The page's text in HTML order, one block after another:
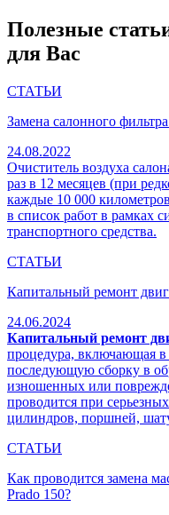
Полезные
для Вас
СТАТЬИ
Замена салонного
24.08.2022
Очиститель воздуха
раз в 12 месяцев (при
каждые 10 000
в список работ в рамках
транспортного средства.
СТАТЬИ
Капитальный ремонт
24.06.2024
Капитальный ремонт
процедура, включающая в
последующую сборку в
изношенных или
проводится при
цилиндров, поршней,
СТАТЬИ
Как проводится замена
Prado 150?